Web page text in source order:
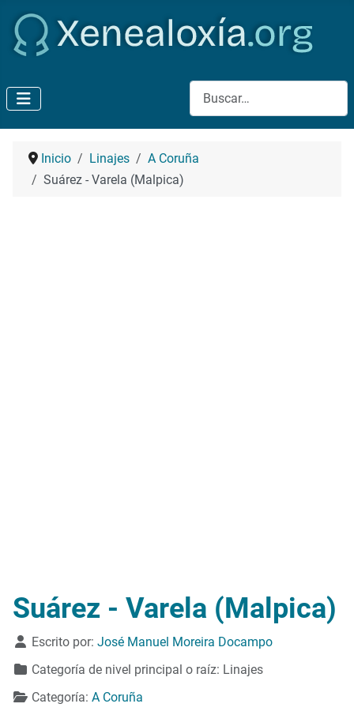
Buscar
Inicio Linajes
A Coruña
Suárez - Varela (Malpica)
Suárez - Varela (Malpica)
Detalles
Escrito por: José Manuel Moreira Docampo
Categoría de nivel principal o raíz: Linajes
Categoría: A Coruña